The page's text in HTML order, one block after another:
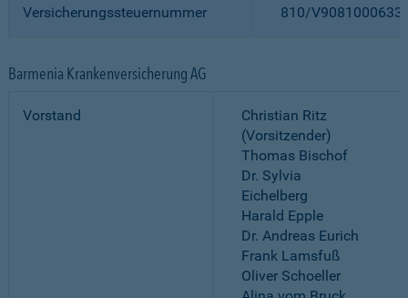
Versicherungssteuernummer 810/
Barmenia Krankenversicherung AG
Vorstand
Christian Ritz
(Vorsitzender)
Thomas Bischof
Dr. Sylvia
Eichelberg
Harald Epple
Dr. Andreas Eurich
Frank Lamsfuß
Oliver Schoeller